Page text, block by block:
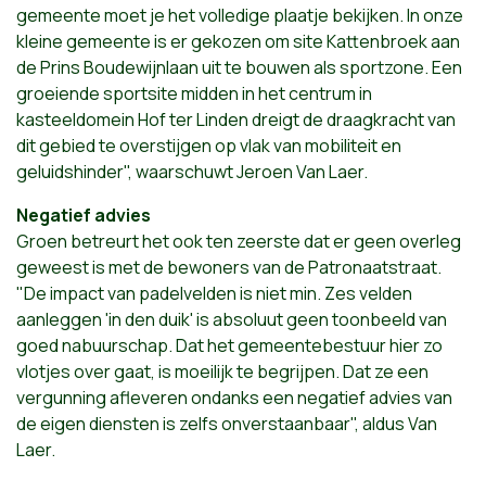
gemeente moet je het volledige plaatje bekijken. In onze
kleine gemeente is er gekozen om site Kattenbroek aan
de Prins Boudewijnlaan uit te bouwen als sportzone. Een
groeiende sportsite midden in het centrum in
kasteeldomein Hof ter Linden dreigt de draagkracht van
dit gebied te overstijgen op vlak van mobiliteit en
geluidshinder", waarschuwt Jeroen Van Laer.
Negatief advies
Groen betreurt het ook ten zeerste dat er geen overleg
geweest is met de bewoners van de Patronaatstraat.
"De impact van padelvelden is niet min. Zes velden
aanleggen 'in den duik' is absoluut geen toonbeeld van
goed nabuurschap. Dat het gemeentebestuur hier zo
vlotjes over gaat, is moeilijk te begrijpen. Dat ze een
vergunning afleveren ondanks een negatief advies van
de eigen diensten is zelfs onverstaanbaar", aldus Van
Laer.